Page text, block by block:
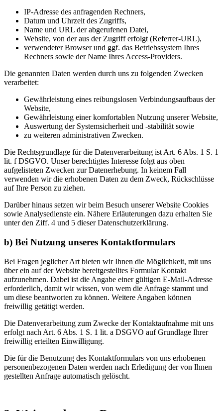
IP-Adresse des anfragenden Rechners,
Datum und Uhrzeit des Zugriffs,
Name und URL der abgerufenen Datei,
Website, von der aus der Zugriff erfolgt (Referrer-URL),
verwendeter Browser und ggf. das Betriebssystem Ihres
Rechners sowie der Name Ihres Access-Providers.
Die genannten Daten werden durch uns zu folgenden Zwecken
verarbeitet:
Gewährleistung eines reibungslosen Verbindungsaufbaus der
Website,
Gewährleistung einer komfortablen Nutzung unserer Website,
Auswertung der Systemsicherheit und -stabilität sowie
zu weiteren administrativen Zwecken.
Die Rechtsgrundlage für die Datenverarbeitung ist Art. 6 Abs. 1 S. 1
lit. f DSGVO. Unser berechtigtes Interesse folgt aus oben
aufgelisteten Zwecken zur Datenerhebung. In keinem Fall
verwenden wir die erhobenen Daten zu dem Zweck, Rückschlüsse
auf Ihre Person zu ziehen.
Darüber hinaus setzen wir beim Besuch unserer Website Cookies
sowie Analysedienste ein. Nähere Erläuterungen dazu erhalten Sie
unter den Ziff. 4 und 5 dieser Datenschutzerklärung.
b) Bei Nutzung unseres Kontaktformulars
Bei Fragen jeglicher Art bieten wir Ihnen die Möglichkeit, mit uns
über ein auf der Website bereitgestelltes Formular Kontakt
aufzunehmen. Dabei ist die Angabe einer gültigen E-Mail-Adresse
erforderlich, damit wir wissen, von wem die Anfrage stammt und
um diese beantworten zu können. Weitere Angaben können
freiwillig getätigt werden.
Die Datenverarbeitung zum Zwecke der Kontaktaufnahme mit uns
erfolgt nach Art. 6 Abs. 1 S. 1 lit. a DSGVO auf Grundlage Ihrer
freiwillig erteilten Einwilligung.
Die für die Benutzung des Kontaktformulars von uns erhobenen
personenbezogenen Daten werden nach Erledigung der von Ihnen
gestellten Anfrage automatisch gelöscht.